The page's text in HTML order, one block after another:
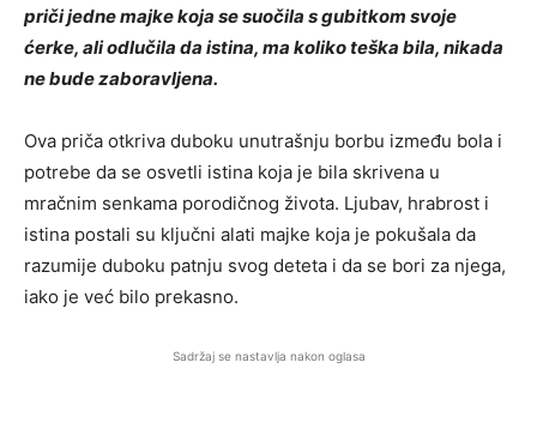
priči jedne majke koja se suočila s gubitkom svoje
ćerke, ali odlučila da istina, ma koliko teška bila, nikada
ne bude zaboravljena.
Ova priča otkriva duboku unutrašnju borbu između bola i
potrebe da se osvetli istina koja je bila skrivena u
mračnim senkama porodičnog života. Ljubav, hrabrost i
istina postali su ključni alati majke koja je pokušala da
razumije duboku patnju svog deteta i da se bori za njega,
iako je već bilo prekasno.
Sadržaj se nastavlja nakon oglasa